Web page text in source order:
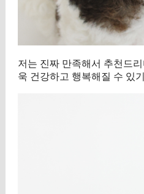
저는 진짜 만족해서 추천드
욱 건강하고 행복해질 수 있